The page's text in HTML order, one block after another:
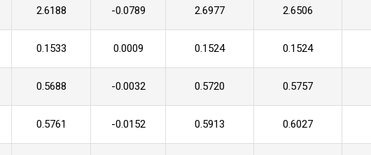
2.6188 -0.0789 2.6977 2.6506
0.1533 0.0009 0.1524 0.1524
0.5688 -0.0032 0.5720 0.5757
0.5761 -0.0152 0.5913 0.6027